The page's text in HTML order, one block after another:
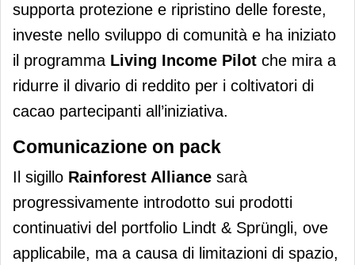
supporta protezione e ripristino delle foreste,
investe nello sviluppo di comunità e ha iniziato
il programma Living Income Pilot che mira a
ridurre il divario di reddito per i coltivatori di
cacao partecipanti all’iniziativa.
Comunicazione on pack
Il sigillo Rainforest Alliance sarà
progressivamente introdotto sui prodotti
continuativi del portfolio Lindt & Sprüngli, ove
applicabile, ma a causa di limitazioni di spazio,